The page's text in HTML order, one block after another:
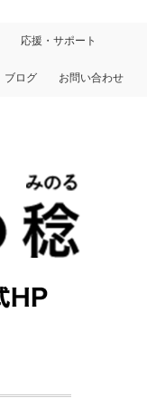
応援・サポート
ブログ お問い合わせ